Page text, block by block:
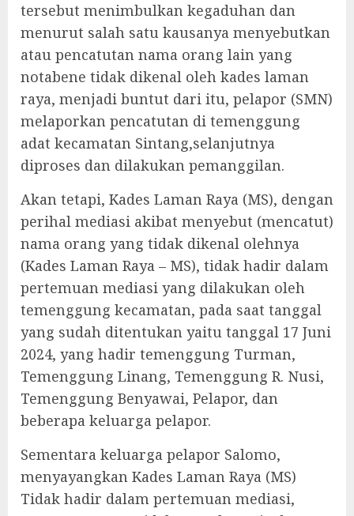
tersebut menimbulkan kegaduhan dan
menurut salah satu kausanya menyebutkan
atau pencatutan nama orang lain yang
notabene tidak dikenal oleh kades laman
raya, menjadi buntut dari itu, pelapor (SMN)
melaporkan pencatutan di temenggung
adat kecamatan Sintang,selanjutnya
diproses dan dilakukan pemanggilan.
Akan tetapi, Kades Laman Raya (MS), dengan
perihal mediasi akibat menyebut (mencatut)
nama orang yang tidak dikenal olehnya
(Kades Laman Raya – MS), tidak hadir dalam
pertemuan mediasi yang dilakukan oleh
temenggung kecamatan, pada saat tanggal
yang sudah ditentukan yaitu tanggal 17 Juni
2024, yang hadir temenggung Turman,
Temenggung Linang, Temenggung R. Nusi,
Temenggung Benyawai, Pelapor, dan
beberapa keluarga pelapor.
Sementara keluarga pelapor Salomo,
menyayangkan Kades Laman Raya (MS)
Tidak hadir dalam pertemuan mediasi,